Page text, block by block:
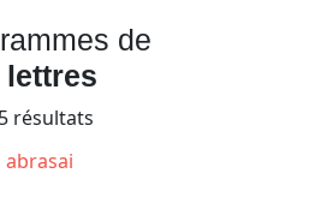
de
lettres
résultats
abrasai